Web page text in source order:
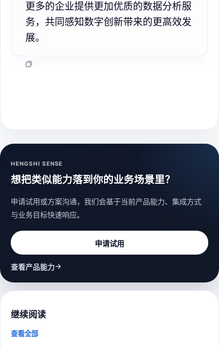
更多的企业提供更加优质的数据分析服
务，共同感知数字创新带来的更高效发
展。
HENGSHI SENSE
想把类似能力落到你的业务场景里？
申请试用或方案沟通，我们会基于当前产品能力、集成方式
与业务目标快速响应。
申请试用
查看产品能力→
继续阅读
查看全部